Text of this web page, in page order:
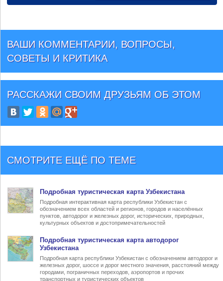
ВАШИ КОММЕНТАРИИ, ВОПРОСЫ,
СОВЕТЫ И КРИТИКА
РАССКАЖИ СВОИМ ДРУЗЬЯМ ОБ ЭТОМ
СМОТРИТЕ ЕЩЁ ПО ТЕМЕ
Подробная туристическая карта Узбекистана
Подробная интерактивная карта республики Узбекистан с
обозначением всех областей и регионов, городов и населённых
пунктов, автодорог и железных дорог, исторических, природных,
культурных объектов и достопримечательностей
Подробная туристическая карта автодорог
Узбекистана
Подробная карта республики Узбекистан с обозначением автодорог и
железных дорог, шоссе и дорог местного значения, расстояний между
городами, пограничных переходов, аэропортов и прочих
транспортных и туристических объектов